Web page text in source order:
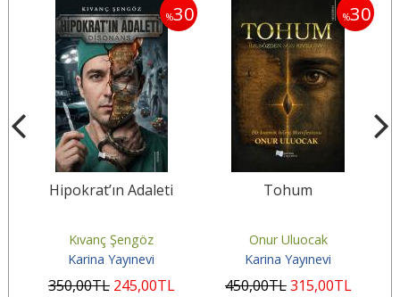
%30
Hipokrat’ın Adaleti
Kıvanç Şengöz
Karina Yayınevi
350,00TL 245,00TL
%30
Tohum
Onur Uluocak
Karina Yayınevi
450,00TL315,00TL